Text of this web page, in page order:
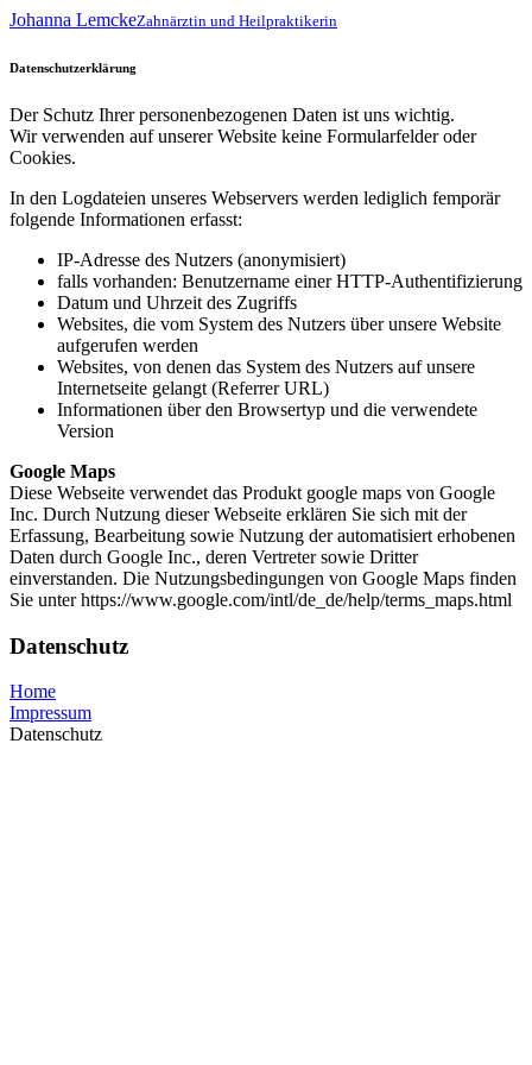
Johanna LemckeZahnärztin und Heilpraktikerin
Datenschutzerklärung
Der Schutz Ihrer personenbezogenen Daten ist uns wichtig.
Wir verwenden auf unserer Website keine Formularfelder oder
Cookies.
In den Logdateien unseres Webservers werden lediglich femporär
folgende Informationen erfasst:
IP-Adresse des Nutzers (anonymisiert)
falls vorhanden: Benutzername einer HTTP-Authentifizierung
Datum und Uhrzeit des Zugriffs
Websites, die vom System des Nutzers über unsere Website
aufgerufen werden
Websites, von denen das System des Nutzers auf unsere
Internetseite gelangt (Referrer URL)
Informationen über den Browsertyp und die verwendete
Version
Google Maps
Diese Webseite verwendet das Produkt google maps von Google
Inc. Durch Nutzung dieser Webseite erklären Sie sich mit der
Erfassung, Bearbeitung sowie Nutzung der automatisiert erhobenen
Daten durch Google Inc., deren Vertreter sowie Dritter
einverstanden. Die Nutzungsbedingungen von Google Maps finden
Sie unter https://www.google.com/intl/de_de/help/terms_maps.html
Datenschutz
Home
Impressum
Datenschutz